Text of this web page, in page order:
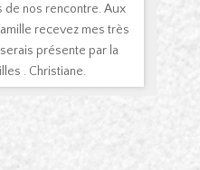
de nos rencontre. Aux
recevez mes très
présente par la
. Christiane.